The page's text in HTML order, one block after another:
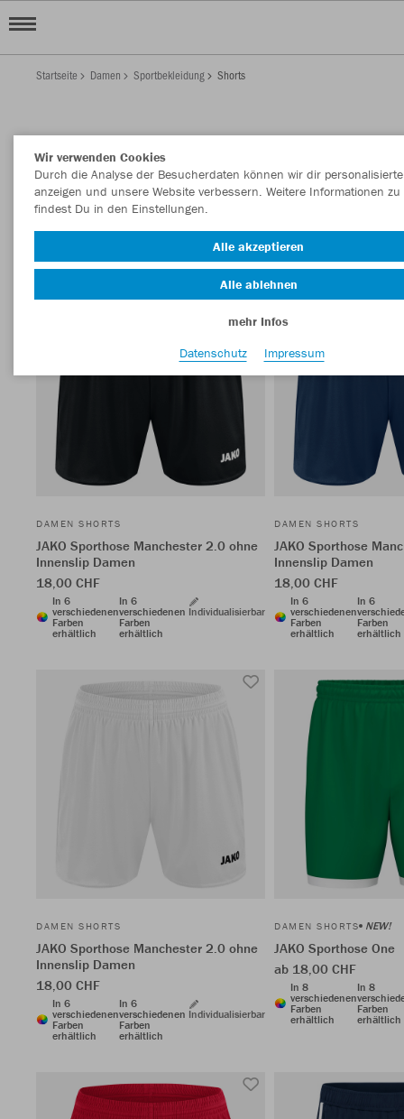
Startseite Damen Sportbekleidung Shorts
DAMEN SHORTS
Filter anzeigen Sortieren nach
Shorts
DAMEN SHORTS
JAKO Sporthose Manchester 2.0 ohne
Innenslip Damen
18,00 CHF
In 6
verschiedenen
Farben
erhältlich
In 6
verschiedenen
Farben
erhältlich
Individualisierbar
DAMEN SHORTS
JAKO Sporthose
Innenslip Damen
18,00 CHF
In 6
verschiedenen
Farben
erhältlich
In 6
Farben
erhältlich
DAMEN SHORTS
JAKO Sporthose Manchester 2.0 ohne
Innenslip Damen
18,00 CHF
In 6
verschiedenen
Farben
erhältlich
In 6
verschiedenen
Farben
erhältlich
Individualisierbar
DAMEN SHORTS NEW!
JAKO Sporthose One
ab 18,00 CHF
In 8
verschiedenen
Farben
erhältlich
In 8
Farben
erhältlich
Wir verwenden Cookies
Durch die Analyse der Besucherdaten können wir dir
anzeigen und unsere Website verbessern. Weitere Informationen zu
findest Du in den Einstellungen.
Alle akzeptieren
Alle ablehnen
mehr Infos
Datenschutz
Impressum